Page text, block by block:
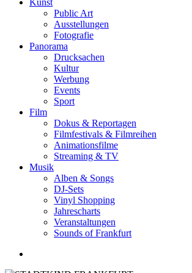
Kunst
Public Art
Ausstellungen
Fotografie
Panorama
Drucksachen
Kultur
Werbung
Events
Sport
Film
Dokus & Reportagen
Filmfestivals & Filmreihen
Animationsfilme
Streaming & TV
Musik
Alben & Songs
DJ-Sets
Vinyl Shopping
Jahrescharts
Veranstaltungen
Sounds of Frankfurt